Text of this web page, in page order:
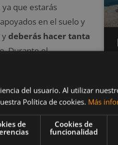
que estarás
en el suelo y
y deberás hacer tanta
Durante el
aconsejamos que lo
que utilices un
del usuario. Al utilizar
Política de cookies. Más
de
Cookies de
funcionalidad